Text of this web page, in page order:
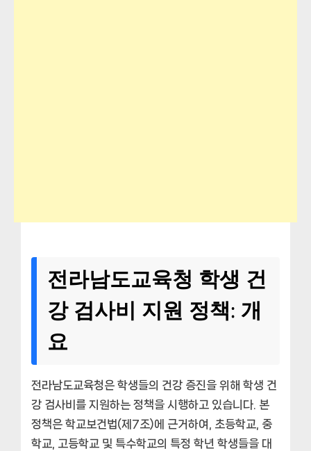
전라남도교육청 학생 건
강 검사비 지원 정책: 개
요
전라남도교육청은 학생들의 건강 증진을 위해 학생 건
강 검사비를 지원하는 정책을 시행하고 있습니다. 본
정책은 학교보건법(제7조)에 근거하여, 초등학교, 중
학교, 고등학교 및 특수학교의 특정 학년 학생들을 대